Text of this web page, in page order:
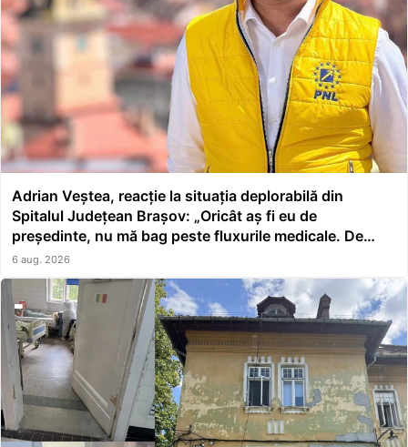
Adrian Veștea, reacție la situația deplorabilă din
Spitalul Județean Brașov: „Oricât aș fi eu de
președinte, nu mă bag peste fluxurile medicale. De
asta a făcut școală managerul”
6 aug. 2026